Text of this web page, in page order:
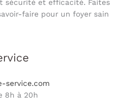
sécurité et efficacité. Faites
faire pour un foyer sain
service.com
8h à 20h